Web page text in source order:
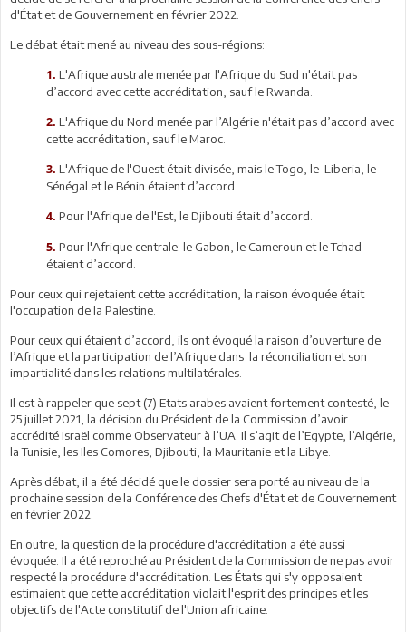
d'État et de Gouvernement en février 2022.
Le débat était mené au niveau des sous-régions:
1. L'Afrique australe menée par l'Afrique du Sud n'était pas
d’accord avec cette accréditation, sauf le Rwanda.
2. L'Afrique du Nord menée par l’Algérie n'était pas d’accord avec
cette accréditation, sauf le Maroc.
3. L'Afrique de l'Ouest était divisée, mais le Togo, le Liberia, le
Sénégal et le Bénin étaient d’accord.
4. Pour l'Afrique de l'Est, le Djibouti était d’accord.
5. Pour l'Afrique centrale: le Gabon, le Cameroun et le Tchad
étaient d’accord.
Pour ceux qui rejetaient cette accréditation, la raison évoquée était
l'occupation de la Palestine.
Pour ceux qui étaient d’accord, ils ont évoqué la raison d’ouverture de
l’Afrique et la participation de l’Afrique dans la réconciliation et son
impartialité dans les relations multilatérales.
Il est à rappeler que sept (7) Etats arabes avaient fortement contesté, le
25 juillet 2021, la décision du Président de la Commission d’avoir
accrédité Israël comme Observateur à l’UA. Il s’agit de l’Egypte, l’Algérie,
la Tunisie, les Iles Comores, Djibouti, la Mauritanie et la Libye.
Après débat, il a été décidé que le dossier sera porté au niveau de la
prochaine session de la Conférence des Chefs d'État et de Gouvernement
en février 2022.
En outre, la question de la procédure d'accréditation a été aussi
évoquée. Il a été reproché au Président de la Commission de ne pas avoir
respecté la procédure d'accréditation. Les États qui s'y opposaient
estimaient que cette accréditation violait l'esprit des principes et les
objectifs de l'Acte constitutif de l'Union africaine.